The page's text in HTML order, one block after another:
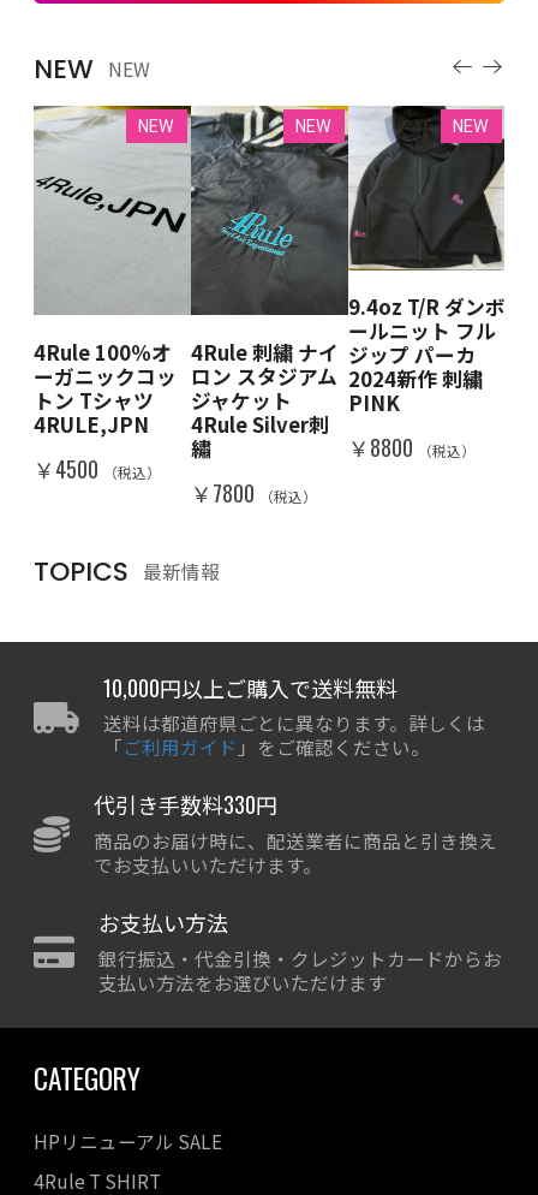
NEW NEW
NEW
4Rule 100％オ
ーガニックコッ
トン Tシャツ
4RULE,JPN
￥4500 （税込）
NEW
4Rule 刺繍 ナイ
ロン スタジアム
ジャケット
4Rule Silver刺
繡
￥7800 （税込）
NEW
9.4oz T/R ダンボ
ールニット フル
ジップ パーカ
2024新作 刺繍
PINK
￥8800 （税込）
TOPICS 最新情報
10,000円以上ご購入で送料無料
送料は都道府県ごとに異なります。詳しくは
「ご利用ガイド 」をご確認ください。
代引き手数料330円
商品のお届け時に、配送業者に商品と引き換え
でお支払いいただけます。
お支払い方法
銀行振込・代金引換・クレジットカードからお
支払い方法をお選びいただけます
CATEGORY
HPリニューアル SALE
4Rule T SHIRT